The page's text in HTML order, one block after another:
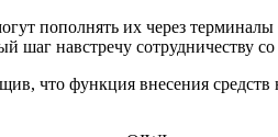
пополнять их через
шаг навстречу сотрудничеству
что функция внесения средств